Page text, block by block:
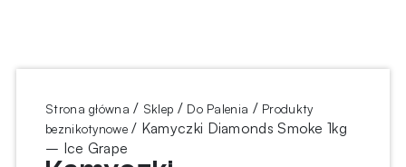
Strona główna / Sklep / Do Palenia / Produkty
beznikotynowe/ Kamyczki Diamonds Smoke 1kg
– Ice Grape